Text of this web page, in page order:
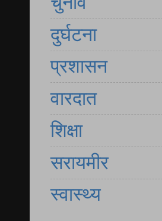
दुर्घटना
प्रशासन
वारदात
शिक्षा
सरायमीर
स्वास्थ्य